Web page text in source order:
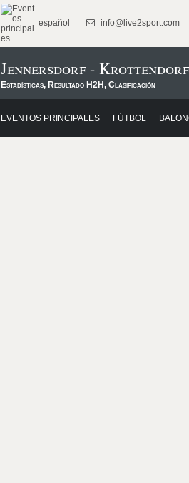
español info@live2sport.com
Jennersdorf - Krottendorf
Estadísticas, Resultado H2H, Clasificación
EVENTOS PRINCIPALES FÚTBOL